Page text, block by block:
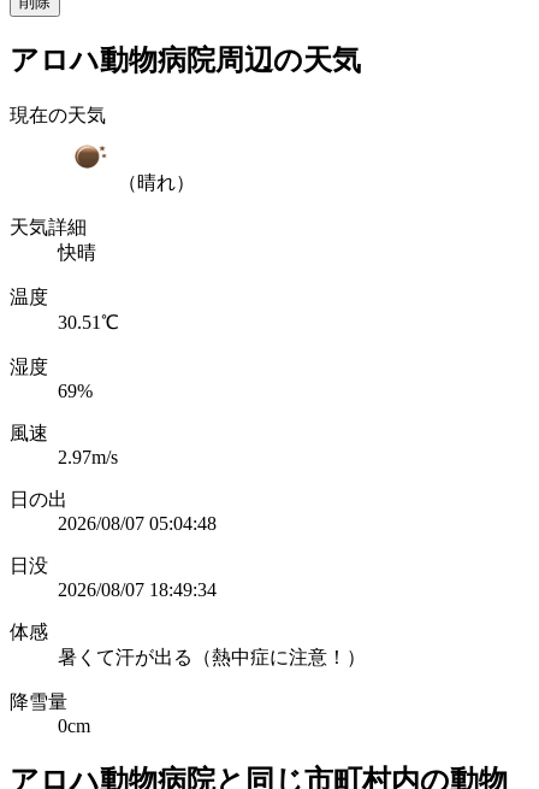
アロハ動物病院周辺の天気
現在の天気
（晴れ）
天気詳細
快晴
温度
30.51℃
湿度
69%
風速
2.97m/s
日の出
2026/08/07 05:04:48
日没
2026/08/07 18:49:34
体感
暑くて汗が出る（熱中症に注意！）
降雪量
0cm
アロハ動物病院と同じ市町村内の動物